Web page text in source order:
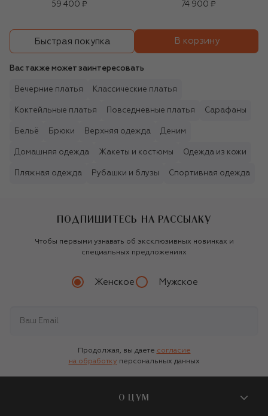
59 400 ₽
74 900 ₽
Быстрая покупка В корзину
Вас также может заинтересовать
Вечерние платья Классические платья
Коктейльные платья Повседневные платья Сарафаны
Бельё Брюки Верхняя одежда Деним
Домашняя одежда Жакеты и костюмы Одежда из кожи
Пляжная одежда Рубашки и блузы Спортивная одежда
ПОДПИШИТЕСЬ НА РАССЫЛКУ
Чтобы первыми узнавать об эксклюзивных новинках и
специальных предложениях
Женское Мужское
Продолжая, вы даете согласие
на обработку персональных данных
О ЦУМ